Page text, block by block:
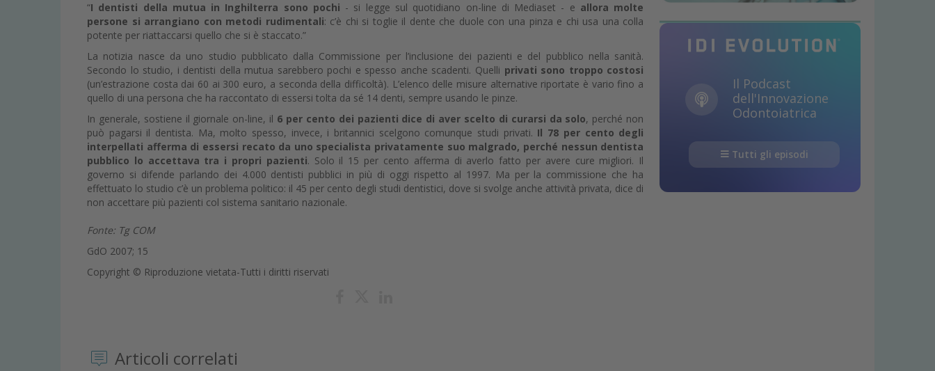
“I dentisti della mutua in Inghilterra sono pochi - si legge sul quotidiano on-line di Mediaset - e allora molte
persone si arrangiano con metodi rudimentali: c’è chi si toglie il dente che duole con una pinza e chi usa una colla
potente per riattaccarsi quello che si è staccato.”
La notizia nasce da uno studio pubblicato dalla Commissione per l’inclusione dei pazienti e del pubblico nella sanità.
Secondo lo studio, i dentisti della mutua sarebbero pochi e spesso anche scadenti. Quelli privati sono troppo costosi
(un’estrazione costa dai 60 ai 300 euro, a seconda della difficoltà). L’elenco delle misure alternative riportate è vario fino a
quello di una persona che ha raccontato di essersi tolta da sé 14 denti, sempre usando le pinze.
In generale, sostiene il giornale on-line, il 6 per cento dei pazienti dice di aver scelto di curarsi da solo, perché non
può pagarsi il dentista. Ma, molto spesso, invece, i britannici scelgono comunque studi privati. Il 78 per cento degli
interpellati afferma di essersi recato da uno specialista privatamente suo malgrado, perché nessun dentista
pubblico lo accettava tra i propri pazienti. Solo il 15 per cento afferma di averlo fatto per avere cure migliori. Il
governo si difende parlando dei 4.000 dentisti pubblici in più di oggi rispetto al 1997. Ma per la commissione che ha
effettuato lo studio c’è un problema politico: il 45 per cento degli studi dentistici, dove si svolge anche attività privata, dice di
non accettare più pazienti col sistema sanitario nazionale.
Fonte: Tg COM
GdO 2007; 15
Copyright © Riproduzione vietata-Tutti i diritti riservati
Articoli correlati
Il Podcast
dell'Innovazione
Odontoiatrica
Tutti gli episodi